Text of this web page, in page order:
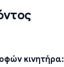
κινητήρα: